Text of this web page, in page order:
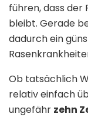
führen, dass der
bleibt. Gerade
dadurch ein
Ob tatsächlich
relativ einfach
ungefähr zehn